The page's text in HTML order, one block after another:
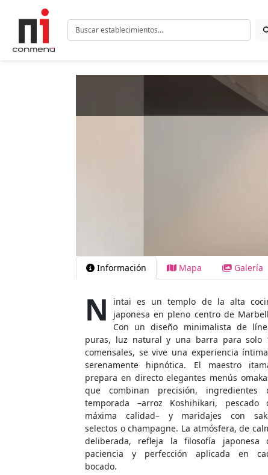
Información Mapa Galería
N
intai es un templo de la alta
japonesa en pleno centro de
Con un diseño minimalista de
puras, luz natural y una barra para solo
comensales, se vive una experiencia
serenamente hipnótica. El maestro
prepara en directo elegantes menús
que combinan precisión, ingredientes
temporada –arroz Koshihikari, pescado
máxima calidad– y maridajes con
selectos o champagne. La atmósfera, de
deliberada, refleja la filosofía japonesa
paciencia y perfección aplicada en
bocado.